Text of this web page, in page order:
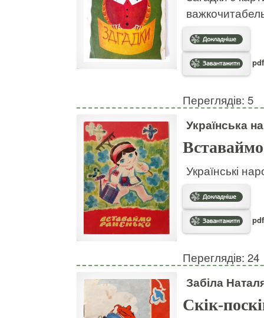
Переглядів: 5
Українська
Українські
Переглядів: 24
Забіла
Скік-